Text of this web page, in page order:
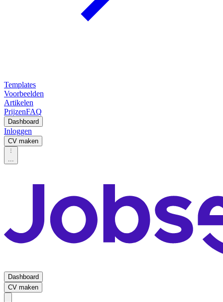
Templates
Voorbeelden
Artikelen
PrijzenFAQ
Dashboard
Inloggen
CV maken
...
Dashboard
CV maken